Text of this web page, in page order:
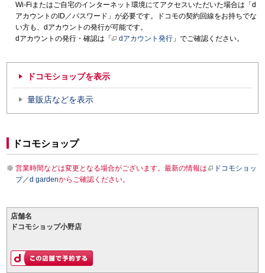
Wi-Fiまたはご自宅のインターネット環境にてアクセスいただいた場合は「d
アカウントのID／パスワード」が必要です。ドコモの契約回線をお持ちでな
い方も、dアカウントの発行が可能です。
dアカウントの発行・確認は「
dアカウント発行 」でご確認ください。
ドコモショップを表示
量販店などを表示
ドコモショップ
営業時間などは変更となる場合がございます。最新の情報は
ドコモショッ
プ／d gardenからご確認ください。
店舗名
ドコモショップ小野店